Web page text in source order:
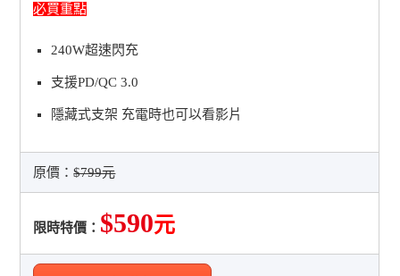
必買重點
240W超速閃充
支援PD/QC 3.0
隱藏式支架 充電時也可以看影片
原價：$799元
限時特價： $590元